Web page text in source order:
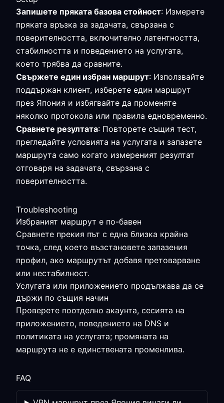
Запишете пряката базова стойност: Измерете
пряката връзка за задачата, свързана с
поверителността, включително латентността,
стабилността и поведението на услугата,
което трябва да сравните.
Свържете един избран маршрут: Използвайте
поддържан клиент, изберете един маршрут
през Япония и избягвайте да променяте
няколко протокола или правила едновременно.
Сравнете резултата: Повторете същия тест,
прегледайте условията на услугата и запазете
маршрута само когато измереният резултат
отговаря на задачата, свързана с
поверителността.
Troubleshooting
Избраният маршрут е по-бавен
Сравнете прекия път с една близка крайна
точка, след което възстановете запазения
профил, ако маршрутът добавя претоварване
или нестабилност.
Услугата или приложението продължава да се
държи по същия начин
Проверете поотделно акаунта, сесията на
приложението, поведението на DNS и
политиката на услугата; промяната на
маршрута не е единствената променлива.
FAQ